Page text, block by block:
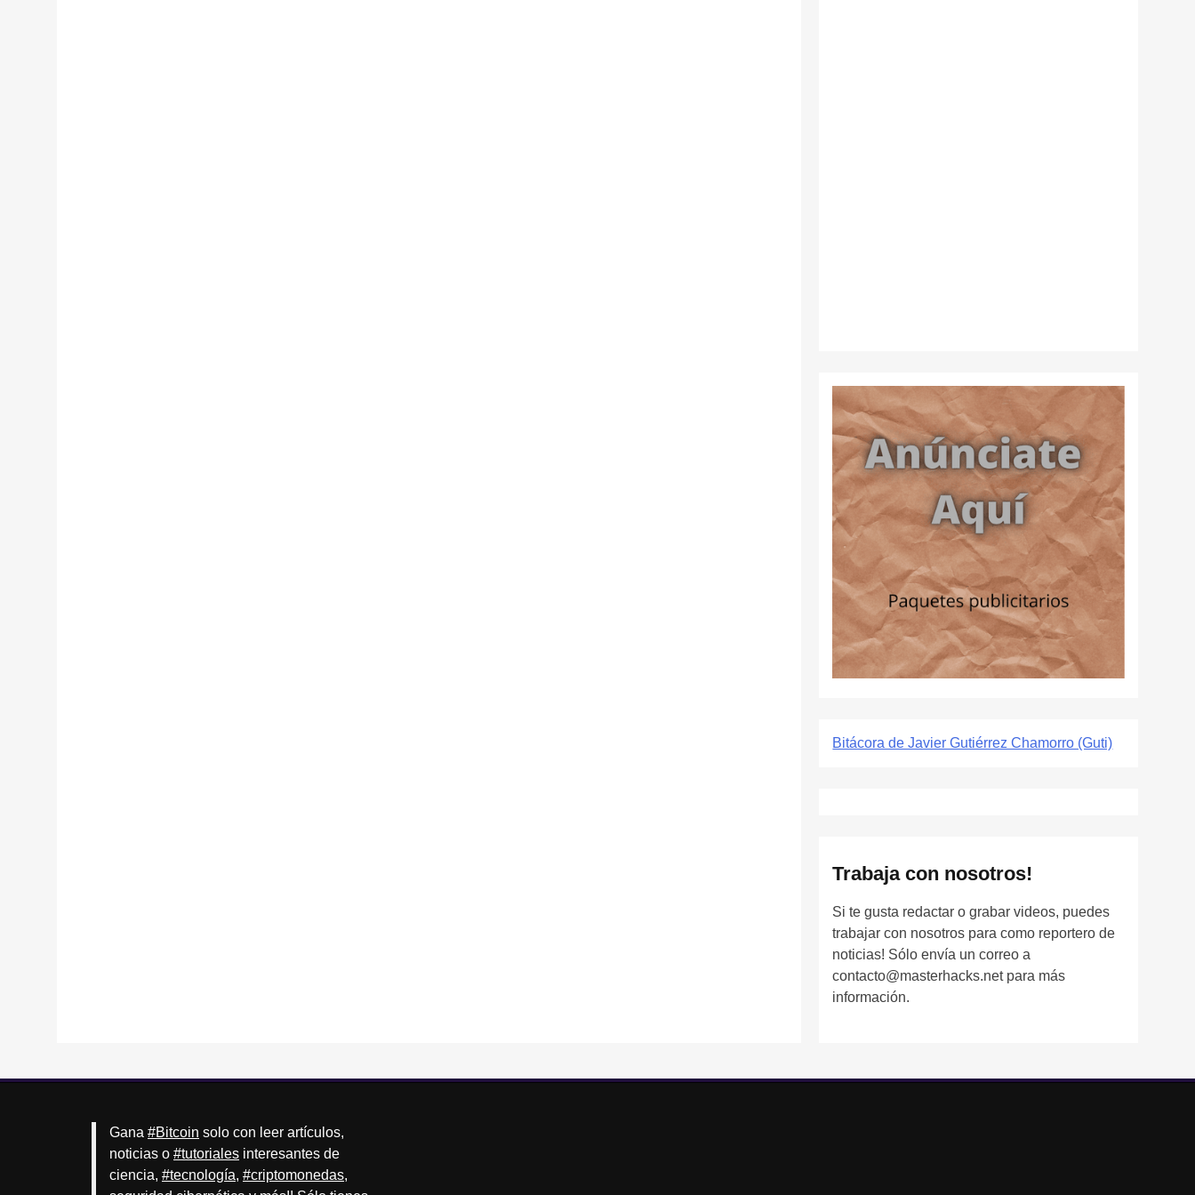
Bitácora de Javier Gutiérrez Chamorro (Guti)
Trabaja con nosotros!
Si te gusta redactar o grabar videos, puedes
trabajar con nosotros para como reportero de
noticias! Sólo envía un correo a
contacto@masterhacks.net para más
información.
Gana #Bitcoin solo con leer artículos,
noticias o #tutoriales interesantes de
ciencia, #tecnología, #criptomonedas,